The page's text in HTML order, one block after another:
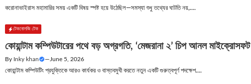
করোনাভাইরাস মহামারির সময় একটি বিষয় স্পষ্ট হয়ে উঠেছিল—সমস্যা শুধু তথ্যের ঘাটতি নয়,....
টেকনোলজি টেক
কোয়ান্টাম কম্পিউটারের পথে বড় অগ্রগতি, ‘মেজরানা ২’ চিপ আনল মাইক্রোসফট
By Inky khan — June 5, 2026
কোয়ান্টাম কম্পিউটিং প্রযুক্তিকে আরও কার্যকর ও বাস্তবমুখী করতে নতুন একটি গুরুত্বপূর্ণ পদক্ষেপ....